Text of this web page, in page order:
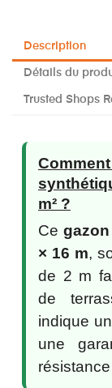
Description
Détails du
Trusted Shops
m² ?
Ce
× 16 m,
de 2 m
de
indique
une